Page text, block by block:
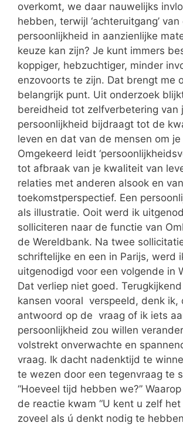
overkomt, we daar nauwelijks
hebben, terwijl ‘achteruitgang’ van
persoonlijkheid in aanzienlijke
keuze kan zijn? Je kunt immers
koppiger, hebzuchtiger, minder
enzovoorts te zijn. Dat brengt me
belangrijk punt. Uit onderzoek
bereidheid tot zelfverbetering van
persoonlijkheid bijdraagt tot de
leven en dat van de mensen om je
Omgekeerd leidt
tot afbraak van je kwaliteit van
relaties met anderen alsook en
toekomstperspectief. Een
als illustratie. Ooit werd ik
solliciteren naar de functie van
de Wereldbank. Na twee
schriftelijke en een in Parijs, werd
uitgenodigd voor een volgende in
Dat verliep niet goed.
kansen vooral verspeeld, denk ik,
antwoord op de vraag of ik iets
persoonlijkheid zou willen
volstrekt onverwachte en
vraag. Ik dacht nadenktijd te
te wezen door een tegenvraag te
“Hoeveel tijd hebben we?”
de reactie kwam “U kent u zelf
zoveel als ú denkt nodig te